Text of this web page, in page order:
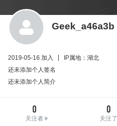
Geek_a46a3b
2019-05-16 加入
IP属地：湖北
还未添加个人签名
还未添加个人简介
0
关注者
0
关注了